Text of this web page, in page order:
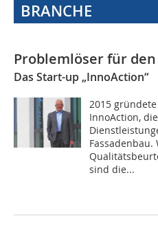
BRANCHE
Problemlöser für
Das Start-up „InnoAction“
2015
InnoAction,
sind die...